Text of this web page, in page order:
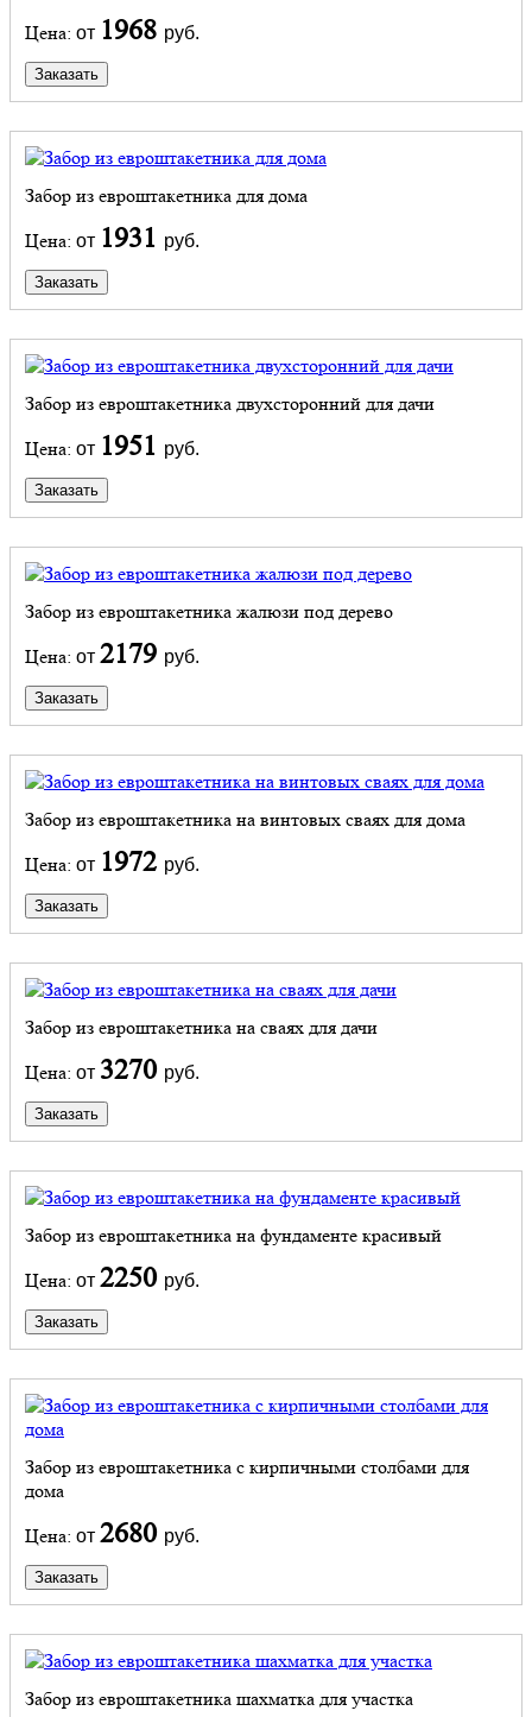
Цена: от 1968 руб.
Заказать
Забор из евроштакетника для дома
Цена: от 1931 руб.
Заказать
Забор из евроштакетника двухсторонний для дачи
Цена: от 1951 руб.
Заказать
Забор из евроштакетника жалюзи под дерево
Цена: от 2179 руб.
Заказать
Забор из евроштакетника на винтовых сваях для дома
Цена: от 1972 руб.
Заказать
Забор из евроштакетника на сваях для дачи
Цена: от 3270 руб.
Заказать
Забор из евроштакетника на фундаменте красивый
Цена: от 2250 руб.
Заказать
Забор из евроштакетника с кирпичными столбами для
дома
Цена: от 2680 руб.
Заказать
Забор из евроштакетника шахматка для участка